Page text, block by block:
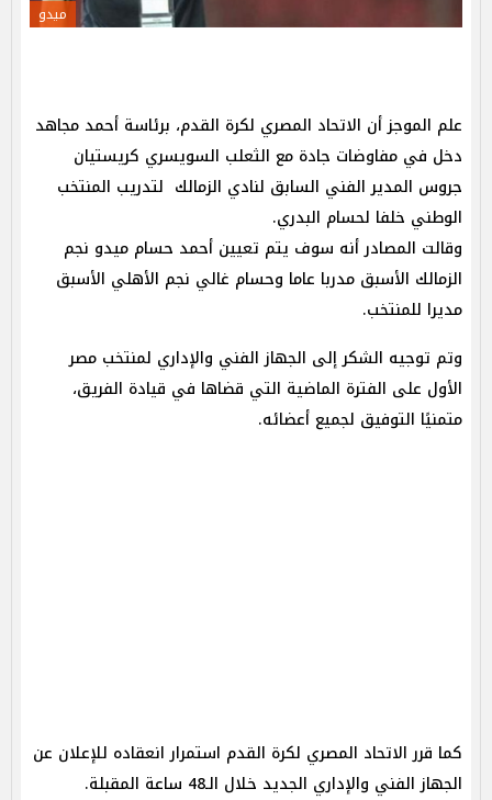
ميدو
علم الموجز أن الاتحاد المصري لكرة القدم، برئاسة أحمد مجاهد
دخل في مفاوضات جادة مع الثعلب السويسري كريستيان
جروس المدير الفني السابق لنادي الزمالك لتدريب المنتخب
الوطني خلفا لحسام البدري.
وقالت المصادر أنه سوف يتم تعيين أحمد حسام ميدو نجم
الزمالك الأسبق مدربا عاما وحسام غالي نجم الأهلي الأسبق
مديرا للمنتخب.
وتم توجيه الشكر إلى الجهاز الفني والإداري لمنتخب مصر
الأول على الفترة الماضية التي قضاها في قيادة الفريق،
متمنيًا التوفيق لجميع أعضائه.
كما قرر الاتحاد المصري لكرة القدم استمرار انعقاده للإعلان عن
الجهاز الفني والإداري الجديد خلال الـ48 ساعة المقبلة.